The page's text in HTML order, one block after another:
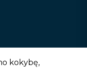
kokybę,